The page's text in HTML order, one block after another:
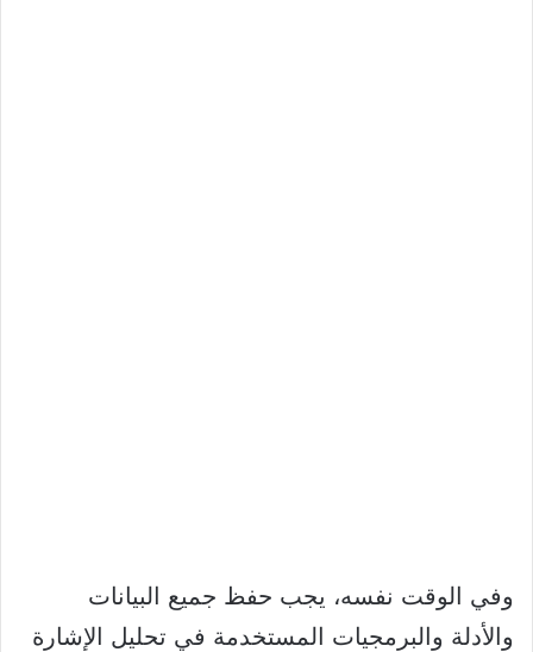
وفي الوقت نفسه، يجب حفظ جميع البيانات
والأدلة والبرمجيات المستخدمة في تحليل الإشارة